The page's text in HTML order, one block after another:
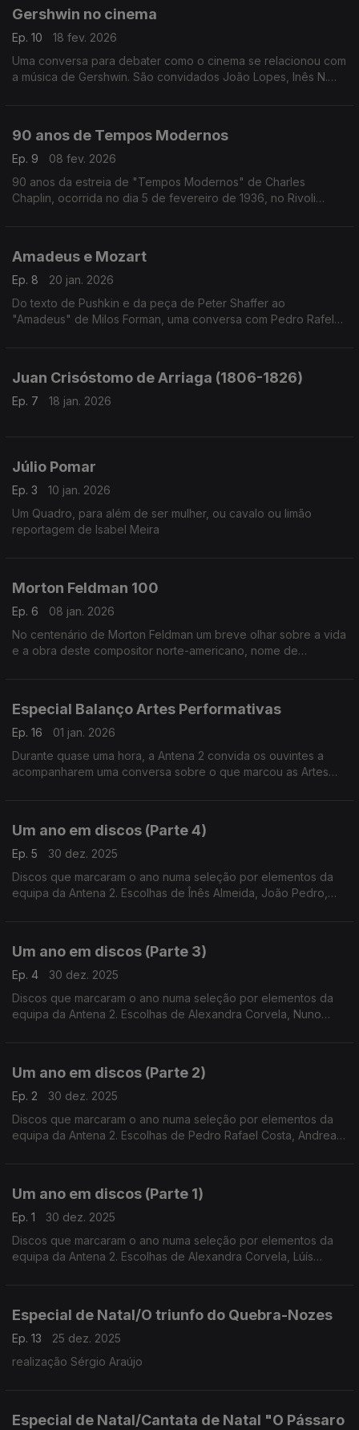
Gershwin no cinema
Ep. 10
18 fev. 2026
Uma conversa para debater como o cinema se relacionou com
a música de Gershwin. São convidados João Lopes, Inês N.
90 anos de Tempos Modernos
Ep. 9
08 fev. 2026
90 anos da estreia de "Tempos Modernos" de Charles
Chaplin, ocorrida no dia 5 de fevereiro de 1936, no Rivoli
Amadeus e Mozart
Ep. 8
20 jan. 2026
Do texto de Pushkin e da peça de Peter Shaffer ao
"Amadeus" de Milos Forman, uma conversa com Pedro Rafel
Juan Crisóstomo de Arriaga (1806-1826)
Ep. 7 18 jan. 2026
Júlio Pomar
Ep. 3
10 jan. 2026
Um Quadro, para além de ser mulher, ou cavalo ou limão
reportagem de Isabel Meira
Morton Feldman 100
Ep. 6
08 jan. 2026
No centenário de Morton Feldman um breve olhar sobre a vida
e a obra deste compositor norte-americano, nome de
Especial Balanço Artes Performativas
Ep. 16
01 jan. 2026
Durante quase uma hora, a Antena 2 convida os ouvintes a
acompanharem uma conversa sobre o que marcou as Artes
Um ano em discos (Parte 4)
Ep. 5
30 dez. 2025
Discos que marcaram o ano numa seleção por elementos da
equipa da Antena 2. Escolhas de Înês Almeida, João Pedro,
Um ano em discos (Parte 3)
Ep. 4
30 dez. 2025
Discos que marcaram o ano numa seleção por elementos da
equipa da Antena 2. Escolhas de Alexandra Corvela, Nuno
Um ano em discos (Parte 2)
Ep. 2
30 dez. 2025
Discos que marcaram o ano numa seleção por elementos da
equipa da Antena 2. Escolhas de Pedro Rafael Costa, Andrea
Um ano em discos (Parte 1)
Ep. 1
30 dez. 2025
Discos que marcaram o ano numa seleção por elementos da
equipa da Antena 2. Escolhas de Alexandra Corvela, Lúís
Especial de Natal/O triunfo do Quebra-Nozes
Ep. 13
25 dez. 2025
realização Sérgio Araújo
Especial de Natal/Cantata de Natal "O Pássaro